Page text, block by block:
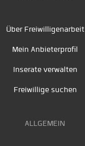
Über Freiwilligenarbeit
Mein Anbieterprofil
Inserate verwalten
Freiwillige suchen
ALLGEMEIN